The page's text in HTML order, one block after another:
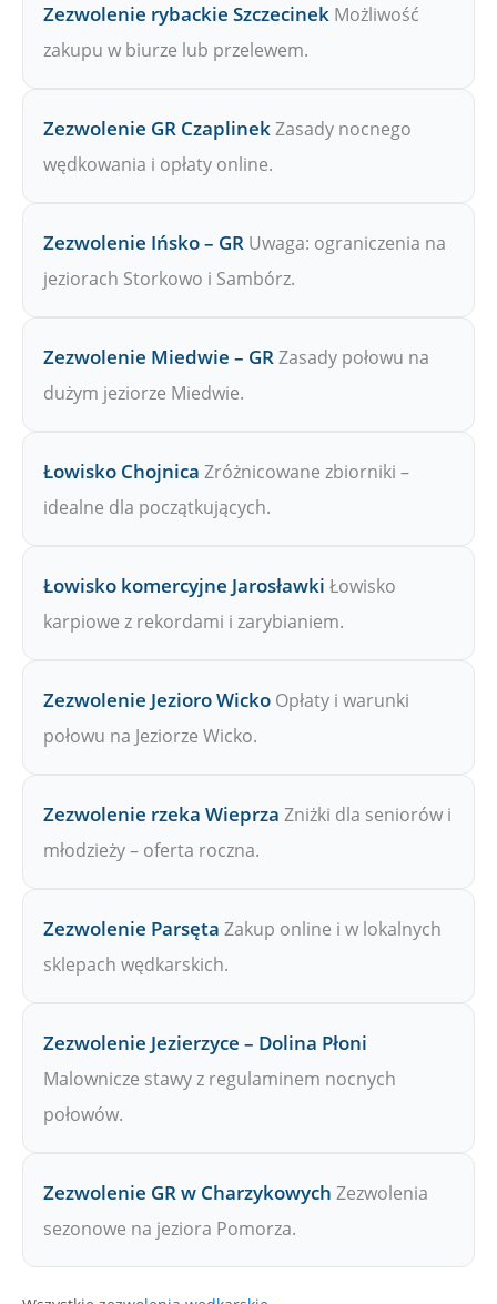
Zezwolenie rybackie Szczecinek Możliwość
zakupu w biurze lub przelewem.
Zezwolenie GR CzaplinekZasady nocnego
wędkowania i opłaty online.
Zezwolenie Ińsko – GR Uwaga: ograniczenia na
jeziorach Storkowo i Sambórz.
Zezwolenie Miedwie – GRZasady połowu na
dużym jeziorze Miedwie.
Łowisko Chojnica Zróżnicowane zbiorniki –
idealne dla początkujących.
Łowisko komercyjne Jarosławki Łowisko
karpiowe z rekordami i zarybianiem.
Zezwolenie Jezioro Wicko Opłaty i warunki
połowu na Jeziorze Wicko.
Zezwolenie rzeka Wieprza Zniżki dla seniorów i
młodzieży – oferta roczna.
Zezwolenie Parsęta Zakup online i w lokalnych
sklepach wędkarskich.
Zezwolenie Jezierzyce – Dolina Płoni
Malownicze stawy z regulaminem nocnych
połowów.
Zezwolenie GR w Charzykowych Zezwolenia
sezonowe na jeziora Pomorza.